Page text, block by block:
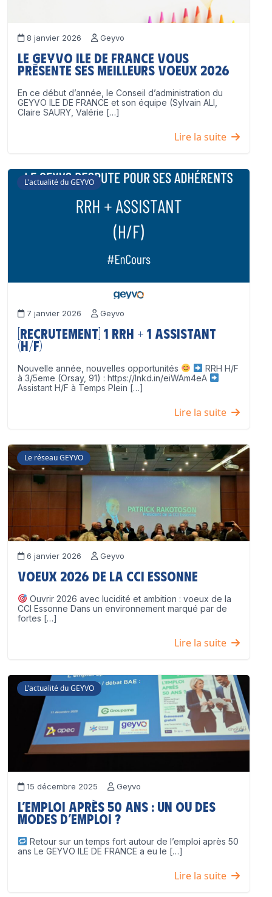
8 janvier 2026 Geyvo
Le GEYVO Ile de France vous
présente ses meilleurs voeux 2026
En ce début d’année, le Conseil d’administration du
GEYVO ILE DE FRANCE et son équipe (Sylvain ALI,
Claire SAURY, Valérie […]
Lire la suite
L'actualité du GEYVO
7 janvier 2026 Geyvo
[Recrutement] 1 RRH + 1 Assistant
(H/F)
Nouvelle année, nouvelles opportunités
RRH H/F
à 3/5eme (Orsay, 91) : https://lnkd.in/eiWAm4eA
Assistant H/F à Temps Plein […]
Lire la suite
Le réseau GEYVO
6 janvier 2026 Geyvo
Voeux 2026 de la CCI Essonne
Ouvrir 2026 avec lucidité et ambition : voeux de la
CCI Essonne Dans un environnement marqué par de
fortes […]
Lire la suite
L'actualité du GEYVO
15 décembre 2025 Geyvo
L’emploi après 50 ans : un ou des
modes d’emploi ?
Retour sur un temps fort autour de l’emploi après 50
ans Le GEYVO ILE DE FRANCE a eu le […]
Lire la suite